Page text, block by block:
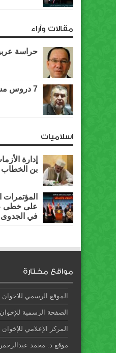
مقالات وآراء
حراسة
7 دروس مستفادة من ثورة يناير
اسلاميات
إدارة
بن الخطاب
على خطى
في الجدوى
مواقع مختارة
الموقع الرسمي
الصفحة الرسمية
المركز الإعلامي
موقع د. محمد